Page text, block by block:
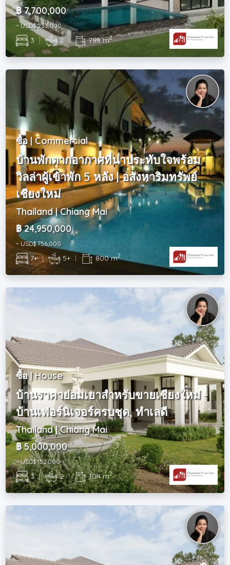
฿ 7,700,000
~ USD$ 233,000
3 | 2 | 788 m2
ซื้อ | Commercial
บ้านพักตากอากาศที่น่าประทับใจพร้อม
วิลล่าผู้เข้าพัก 5 หลัง | อสังหาริมทรัพย์
เชียงใหม่
Thailand | Chiang Mai
฿ 24,950,000
~ USD$ 756,000
7+ | 5+ | 800 m2
ซื้อ | House
บ้านราคาย่อมเยาสำหรับขายเชียงใหม่ -
บ้านเฟอร์นิเจอร์ครบชุด, ทำเลดี
Thailand | Chiang Mai
฿ 5,000,000
~ USD$ 152,000
3 | 2 | 104 m2